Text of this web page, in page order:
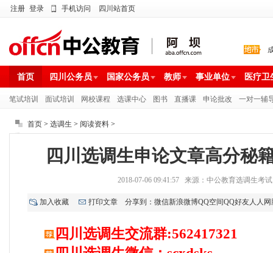
注册 登录 手机访问 四川站首页
首页 四川公务员 国家公务员 教师 事业单位 医疗卫
笔试培训 面试培训 网校课程 选课中心 图书 直播课 申论批改 一对一辅
首页 > 选调生 > 阅读资料 >
四川选调生申论文章高分秘
2018-07-06 09:41:57 来源：中公教育选调生考
加入收藏 打印文章 分享到： 微信新浪微博QQ空间QQ好友人人网
四川选调生交流群:562417321